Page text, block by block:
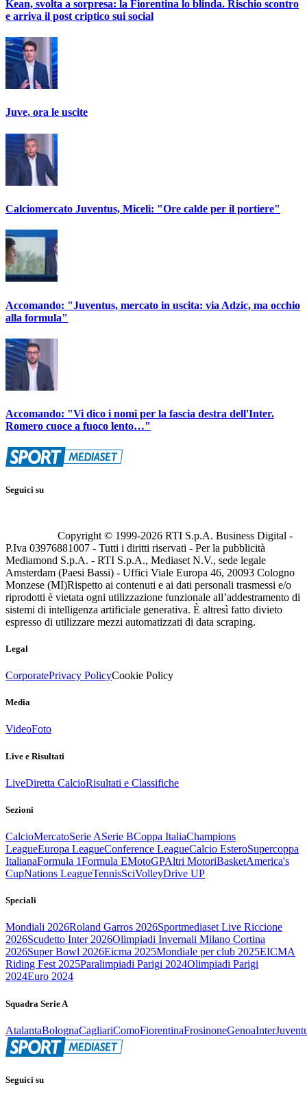
Kean, svolta a sorpresa: la Fiorentina lo blinda. Rischio scontro
e arriva il post criptico sui social
Juve, ora le uscite
Calciomercato Juventus, Miceli: "Ore calde per il portiere"
Accomando: "Juventus, mercato in uscita: via Adzic, ma occhio
alla formula"
Accomando: "Vi dico i nomi per la fascia destra dell'Inter.
Romero cuoce a fuoco lento…"
Seguici su
Copyright © 1999-2026 RTI S.p.A. Business Digital -
P.Iva 03976881007 - Tutti i diritti riservati - Per la pubblicità
Mediamond S.p.A. - RTI S.p.A., Mediaset N.V., sede legale
Amsterdam (Paesi Bassi) - Uffici Viale Europa 46, 20093 Cologno
Monzese (MI)Rispetto ai contenuti e ai dati personali trasmessi e/o
riprodotti è vietata ogni utilizzazione funzionale all’addestramento di
sistemi di intelligenza artificiale generativa. È altresì fatto divieto
espresso di utilizzare mezzi automatizzati di data scraping.
Legal
CorporatePrivacy PolicyCookie Policy
Media
VideoFoto
Live e Risultati
LiveDiretta CalcioRisultati e Classifiche
Sezioni
CalcioMercatoSerie ASerie BCoppa ItaliaChampions
LeagueEuropa LeagueConference LeagueCalcio EsteroSupercoppa
ItalianaFormula 1Formula EMotoGPAltri MotoriBasketAmerica's
CupNations LeagueTennisSciVolleyDrive UP
Speciali
Mondiali 2026Roland Garros 2026Sportmediaset Live Riccione
2026Scudetto Inter 2026Olimpiadi Invernali Milano Cortina
2026Super Bowl 2026Eicma 2025Mondiale per club 2025EICMA
Riding Fest 2025Paralimpiadi Parigi 2024Olimpiadi Parigi
2024Euro 2024
Squadra Serie A
AtalantaBolognaCagliariComoFiorentinaFrosinoneGenoaInter
Seguici su